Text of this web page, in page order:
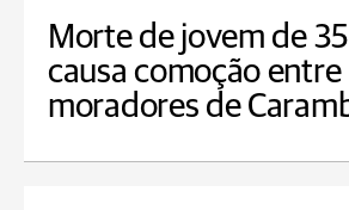
Morte de jovem de
causa comoção entre
moradores de